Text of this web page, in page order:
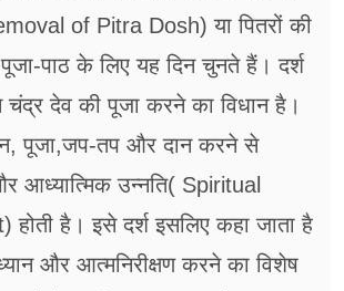
of Pitra Dosh) या पितरों की
पाठ के लिए यह दिन चुनते हैं। दर्श
चंद्र देव की पूजा करने का विधान है।
पूजा,जप-तप और दान करने से
आध्यात्मिक उन्नति( Spiritual
है। इसे दर्श इसलिए कहा जाता है
और आत्मनिरीक्षण करने का विशेष